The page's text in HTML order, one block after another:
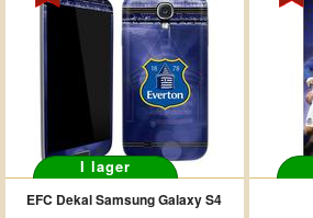
I lager
EFC Dekal Samsung Galaxy S4